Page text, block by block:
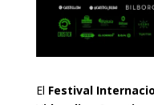
El Festival